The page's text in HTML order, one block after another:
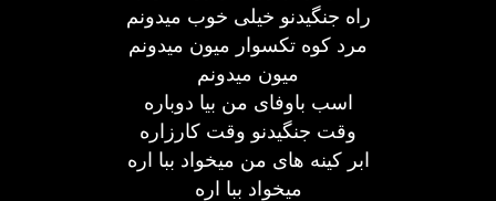
راه جنگیدنو خیلی خوب میدونم
مرد کوه تکسوار میون میدونم
میون میدونم
اسب باوفای من بیا دوباره
وقت جنگیدنو وقت کارزاره
ابر کینه های من میخواد ببا اره
میخواد ببا اره